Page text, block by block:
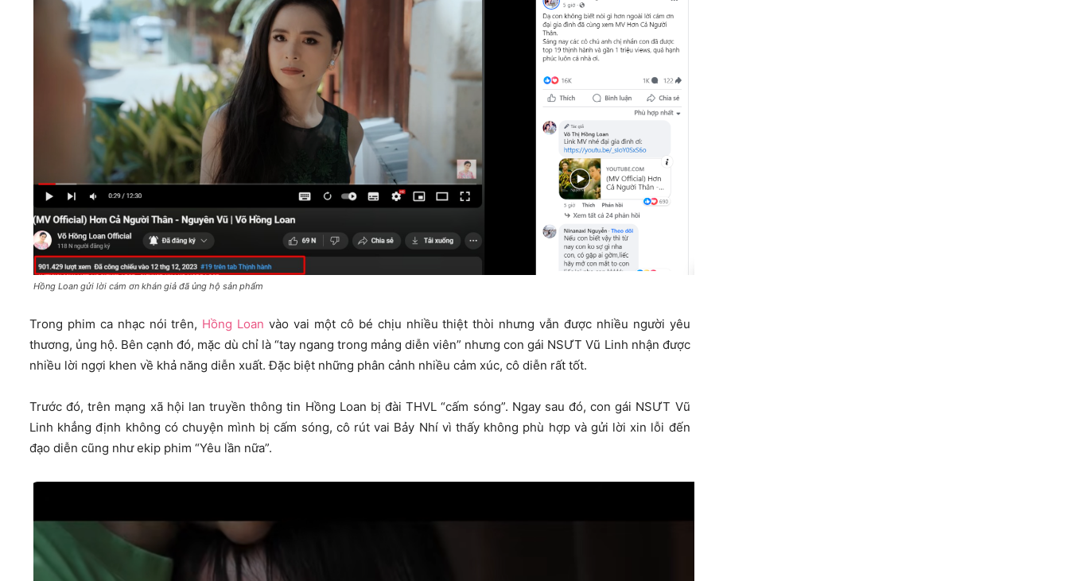
Hồng Loan gửi lời cám ơn khán giả đã ủng hộ sản phẩm
Trong phim ca nhạc nói trên, Hồng Loan vào vai một cô bé chịu nhiều thiệt thòi nhưng vẫn được nhiều người yêu
thương, ủng hộ. Bên cạnh đó, mặc dù chỉ là “tay ngang trong mảng diễn viên” nhưng con gái NSƯT Vũ Linh nhận được
nhiều lời ngợi khen về khả năng diễn xuất. Đặc biệt những phân cảnh nhiều cảm xúc, cô diễn rất tốt.
Trước đó, trên mạng xã hội lan truyền thông tin Hồng Loan bị đài THVL “cấm sóng”. Ngay sau đó, con gái NSƯT Vũ
Linh khẳng định không có chuyện mình bị cấm sóng, cô rút vai Bảy Nhí vì thấy không phù hợp và gửi lời xin lỗi đến
đạo diễn cũng như ekip phim “Yêu lần nữa”.